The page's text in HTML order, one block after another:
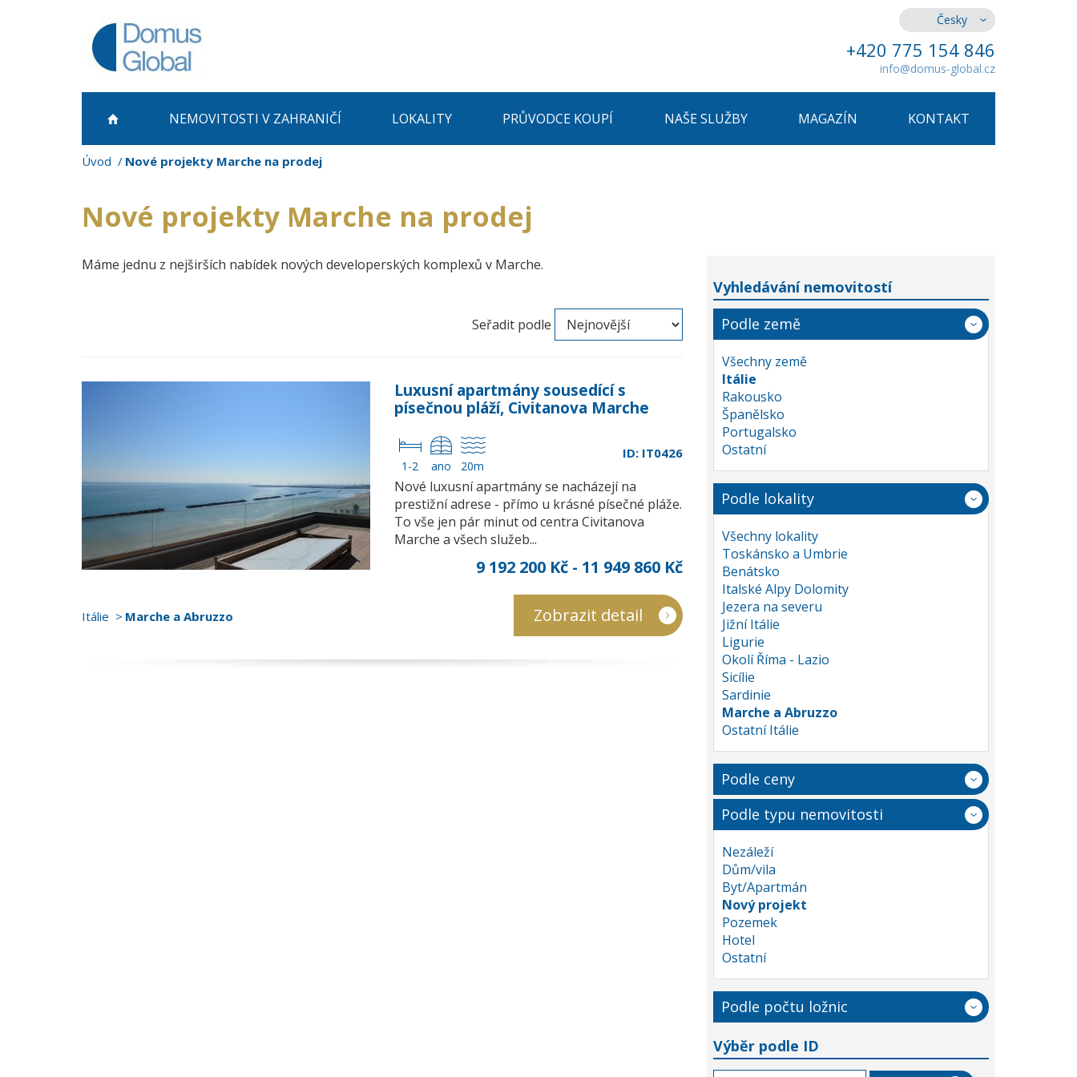
Česky
+420 775 154 846
info@domus-global.cz
NEMOVITOSTI V ZAHRANIČÍ LOKALITY PRŮVODCE KOUPÍ NAŠE SLUŽBY MAGAZÍN KONTAKT
Úvod Nové projekty Marche na prodej
Nové projekty Marche na prodej
Máme jednu z nejširších nabídek nových developerských komplexů v Marche.
Seřadit podle
Luxusní apartmány sousedící s
písečnou pláží, Civitanova Marche
1-2 ano 20m
ID: IT0426
Nové luxusní apartmány se nacházejí na
prestižní adrese - přímo u krásné písečné pláže.
To vše jen pár minut od centra Civitanova
Marche a všech služeb...
9 192 200 Kč - 11 949 860 Kč
Itálie Marche a Abruzzo Zobrazit detail
Vyhledávání nemovitostí
Podle země
Všechny země
Itálie
Rakousko
Španělsko
Portugalsko
Ostatní
Podle lokality
Všechny lokality
Toskánsko a Umbrie
Benátsko
Italské Alpy Dolomity
Jezera na severu
Jižní Itálie
Ligurie
Okolí Říma - Lazio
Sicílie
Sardinie
Marche a Abruzzo
Ostatní Itálie
Podle ceny
Podle typu nemovitosti
Nezáleží
Dům/vila
Byt/Apartmán
Nový projekt
Pozemek
Hotel
Ostatní
Podle počtu ložnic
Výběr podle ID